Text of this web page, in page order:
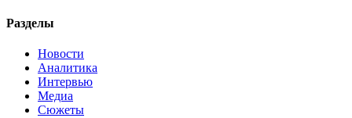
Разделы
Новости
Аналитика
Интервью
Медиа
Сюжеты